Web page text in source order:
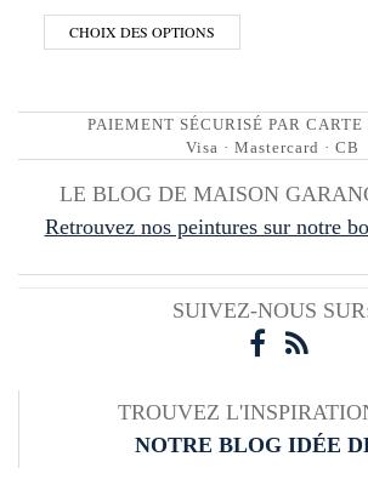
CHOIX DES OPTIONS
PAIEMENT SÉCURISÉ PAR
Visa · Mastercard · CB
LE BLOG DE MAISON
Retrouvez nos peintures sur notre
SUIVEZ-NOUS
TROUVEZ
NOTRE BLOG IDÉE